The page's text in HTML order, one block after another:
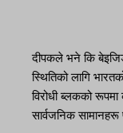
दीपकले भने कि
स्थितिको लागि
विरोधी ब्लकको रूपमा
सार्वजनिक